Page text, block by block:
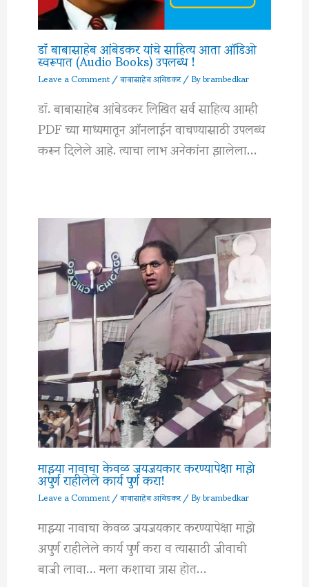
डॉ बाबासाहेब आंबेडकर यांचे साहित्य आता ऑडिओ
स्वरूपात (Audio Books) उपलब्ध !
Leave a Comment/बाबासाहेब आंबेडकर/ Bybrambedkar
डॉ. बाबासाहेब आंबेडकर लिखित सर्व साहित्य आम्ही
PDF च्या माध्यमातून ऑनलाईन वाचण्यासाठी उपलब्ध
करून दिलेले आहे. त्याचा लाभ अनेकांना झालेला…
माझ्या नावाचा केवळ जयजयकार करण्यापेक्षा माझे
अपुर्ण राहीलेले कार्य पुर्ण करा!
Leave a Comment/बाबासाहेब आंबेडकर/ Bybrambedkar
माझ्या नावाचा केवळ जयजयकार करण्यापेक्षा माझे
अपुर्ण राहीलेले कार्य पुर्ण करा व त्यासाठी जीवाची
बाजी लावा… मला कशाचा त्रास होत…